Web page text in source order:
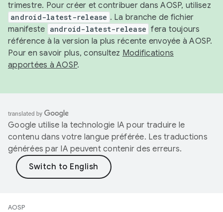
trimestre. Pour créer et contribuer dans AOSP, utilisez
android-latest-release . La branche de fichier
manifeste android-latest-release fera toujours
référence à la version la plus récente envoyée à AOSP.
Pour en savoir plus, consultez Modifications
apportées à AOSP.
Google utilise la technologie IA pour traduire le
contenu dans votre langue préférée. Les traductions
générées par IA peuvent contenir des erreurs.
AOSP